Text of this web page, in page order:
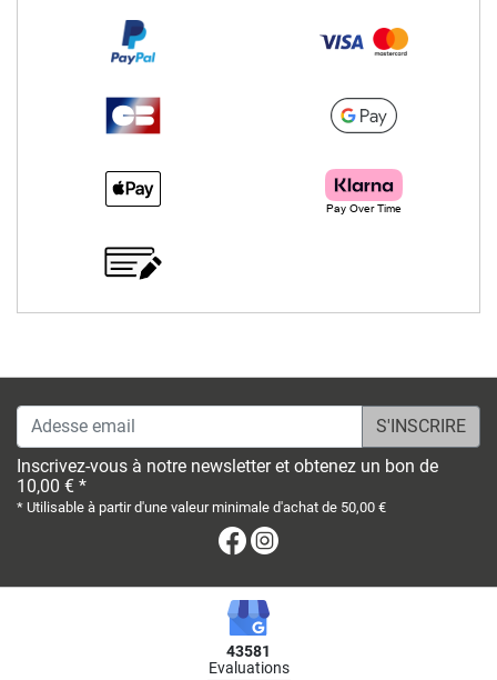
Adesse email
Inscrivez-vous à notre newsletter et obtenez un bon de
10,00 € *
* Utilisable à partir d'une valeur minimale d'achat de 50,00 €
Facebook
43581
Evaluations